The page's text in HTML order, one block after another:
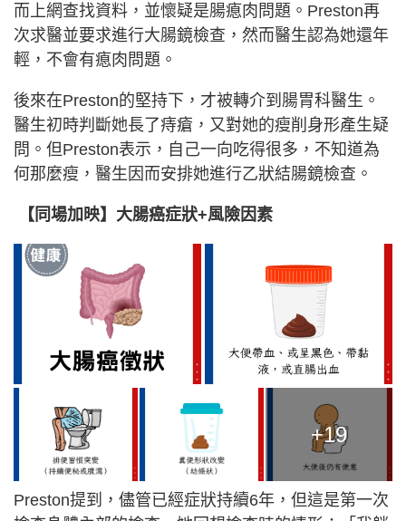
而上網查找資料，並懷疑是腸瘜肉問題。Preston再
次求醫並要求進行大腸鏡檢查，然而醫生認為她還年
輕，不會有瘜肉問題。
後來在Preston的堅持下，才被轉介到腸胃科醫生。
醫生初時判斷她長了痔瘡，又對她的瘦削身形產生疑
問。但Preston表示，自己一向吃得很多，不知道為
何那麼瘦，醫生因而安排她進行乙狀結腸鏡檢查。
【同場加映】大腸癌症狀+風險因素
+19
Preston提到，儘管已經症狀持續6年，但這是第一次